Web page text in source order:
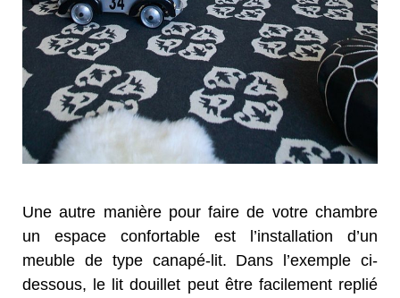
Une autre manière pour faire de votre chambre
un espace confortable est l’installation d’un
meuble de type canapé-lit. Dans l’exemple ci-
dessous, le lit douillet peut être facilement replié